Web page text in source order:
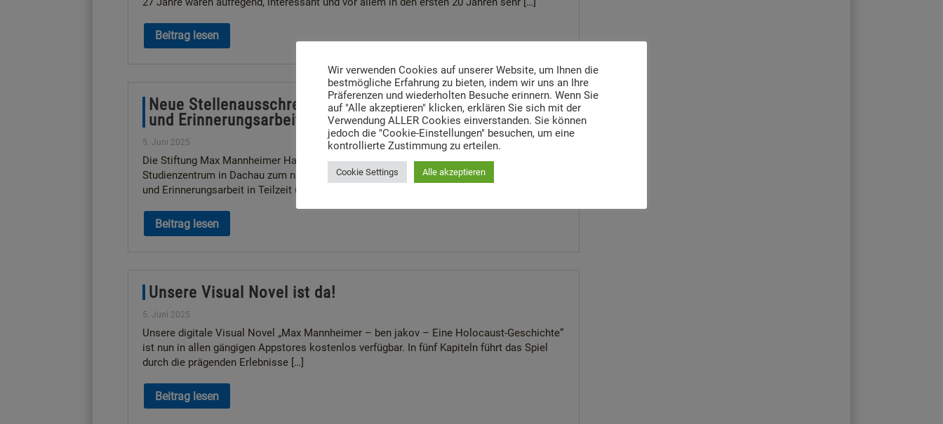
Beitrag lesen
Neue Stellenausschreibung: Referent:innen für Bildungs-
und Erinnerungsarbeit
5. Juni 2025
Die Stiftung Max Mannheimer Haus Dachau sucht für das Max Mannheimer
Studienzentrum in Dachau zum nächstmöglichen Zeitpunkt Referent:innen für Bildungs-
und Erinnerungsarbeit in Teilzeit (bis zu 10,03 Wochenstunden, Arbeit auf […]
Beitrag lesen
Unsere Visual Novel ist da!
5. Juni 2025
Unsere digitale Visual Novel „Max Mannheimer – ben jakov – Eine Holocaust-Geschichte“
ist nun in allen gängigen Appstores kostenlos verfügbar. In fünf Kapiteln führt das Spiel
durch die prägenden Erlebnisse […]
Beitrag lesen
Wir verwenden Cookies auf unserer Website, um Ihnen die
bestmögliche Erfahrung zu bieten, indem wir uns an Ihre
Präferenzen und wiederholten Besuche erinnern. Wenn Sie
auf "Alle akzeptieren" klicken, erklären Sie sich mit der
Verwendung ALLER Cookies einverstanden. Sie können
jedoch die "Cookie-Einstellungen" besuchen, um eine
kontrollierte Zustimmung zu erteilen.
Cookie Settings Alle akzeptieren